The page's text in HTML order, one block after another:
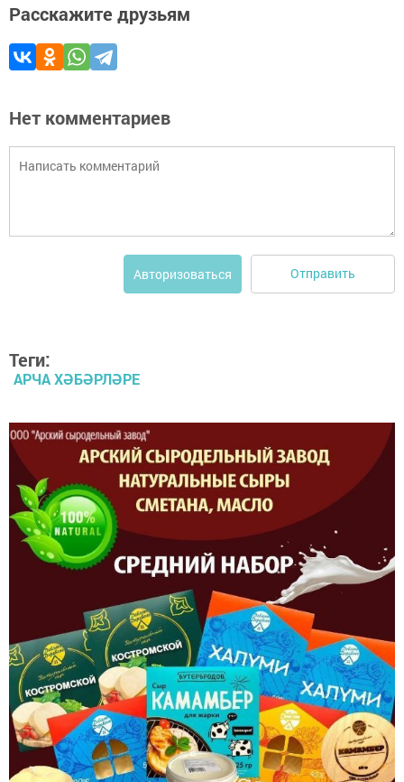
Расскажите друзьям
Нет комментариев
Авторизоваться Отправить
Теги:
АРЧА ХӘБӘРЛӘРЕ